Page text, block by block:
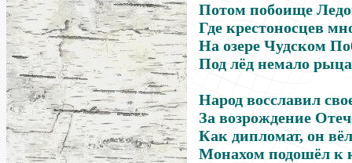
Потом побоище
Где крестоносцев
На озере Чудском
Под лёд немало
Народ восславил
За возрождение
Как дипломат, он
Монахом подошёл к